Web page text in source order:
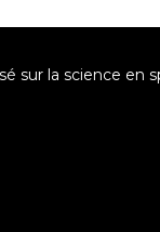
sur la science en